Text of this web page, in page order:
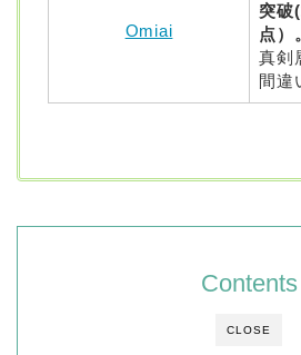
Omiai
突破
点）
真剣
間違
CLOSE
Contents